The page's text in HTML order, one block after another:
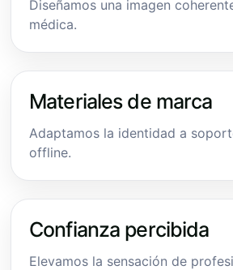
Diseñamos una imagen
médica.
Materiales de marca
Adaptamos la identidad a
offline.
Confianza percibida
Elevamos la sensación de